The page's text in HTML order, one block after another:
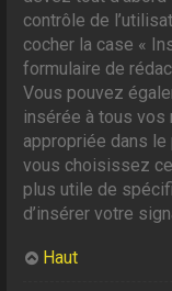
contrôle de
cocher la case «
formulaire de
Vous pouvez
insérée à tous vos
appropriée dans le
vous choisissez
plus utile de
d’insérer votre
Haut